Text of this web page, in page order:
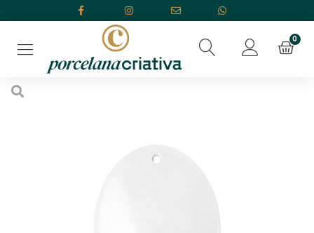
OUTLET/ Pingente Oval 1,9cm Segunda Linha